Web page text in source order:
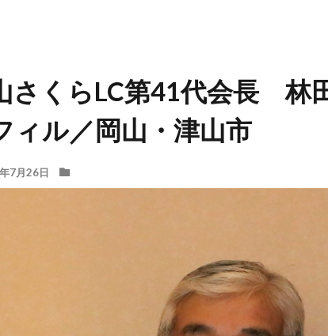
さくらLC第41代会長
ィル／岡山・津山市
7月26日